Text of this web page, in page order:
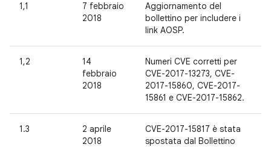
1,1
7 febbraio
2018
Aggiornamento del
bollettino per includere i
link AOSP.
1,2
14
febbraio
2018
Numeri CVE corretti per
CVE-2017-13273, CVE-
2017-15860, CVE-2017-
15861 e CVE-2017-15862.
1.3
2 aprile
2018
CVE-2017-15817 è stata
spostata dal Bollettino